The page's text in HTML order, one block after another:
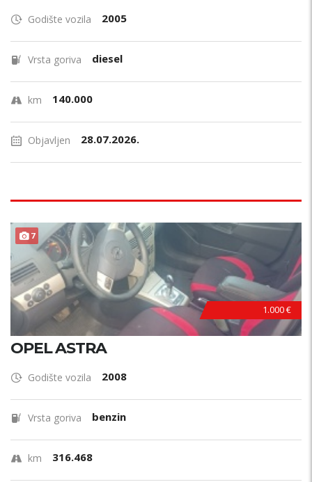
Godište vozila 2005
Vrsta goriva diesel
km 140.000
Objavljen 28.07.2026.
7
1.000 €
OPEL ASTRA
Godište vozila 2008
Vrsta goriva benzin
km 316.468